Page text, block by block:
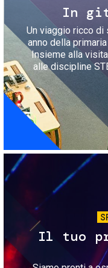
In
Un viaggio ricco
anno della
Insieme alla
alle discipline
Il tuo